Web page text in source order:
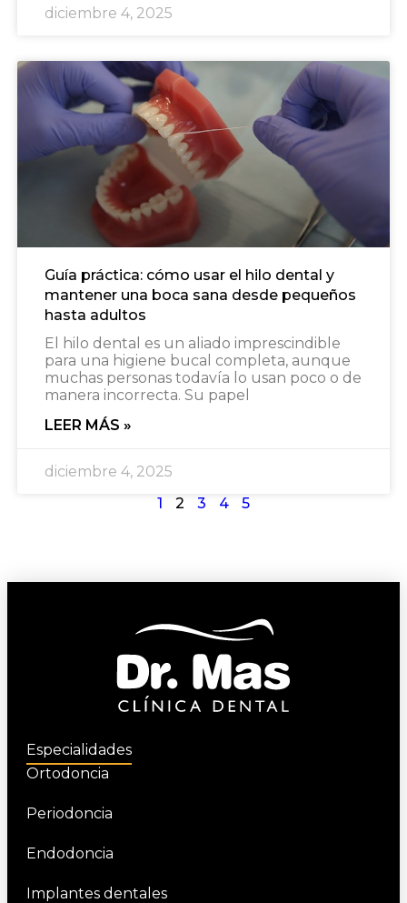
diciembre 4, 2025
Guía práctica: cómo usar el hilo dental y
mantener una boca sana desde pequeños
hasta adultos
El hilo dental es un aliado imprescindible
para una higiene bucal completa, aunque
muchas personas todavía lo usan poco o de
manera incorrecta. Su papel
LEER MÁS »
diciembre 4, 2025
1
2 3 4 5
Especialidades
Ortodoncia
Periodoncia
Endodoncia
Implantes dentales